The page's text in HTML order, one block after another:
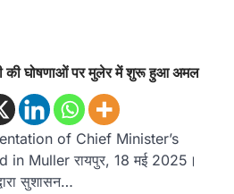
घोषणाओं पर मुलेर में शुरू हुआ अमल
of Chief Minister’s
in Muller रायपुर, 18 मई 2025।
सुशासन…